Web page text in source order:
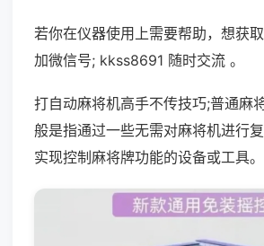
若你在仪器使用上需要帮助，想获
加微信号; kkss8691 随时交流 。
打自动麻将机高手不传技巧;普通麻
般是指通过一些无需对麻将机进行
实现控制麻将牌功能的设备或工具。